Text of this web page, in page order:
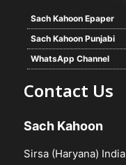
Sach Kahoon Epaper
Sach Kahoon Punjabi
WhatsApp Channel
Contact Us
Sach Kahoon
Sirsa (Haryana) India